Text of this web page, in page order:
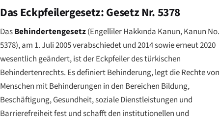
Das Eckpfeilergesetz: Gesetz Nr. 5378
DasBehindertengesetz(Engelliler Hakkında Kanun, Kanun No.
5378), am 1. Juli 2005 verabschiedet und 2014 sowie erneut 2020
wesentlich geändert, ist der Eckpfeiler des türkischen
Behindertenrechts. Es definiert Behinderung, legt die Rechte von
Menschen mit Behinderungen in den Bereichen Bildung,
Beschäftigung, Gesundheit, soziale Dienstleistungen und
Barrierefreiheit fest und schafft den institutionellen und